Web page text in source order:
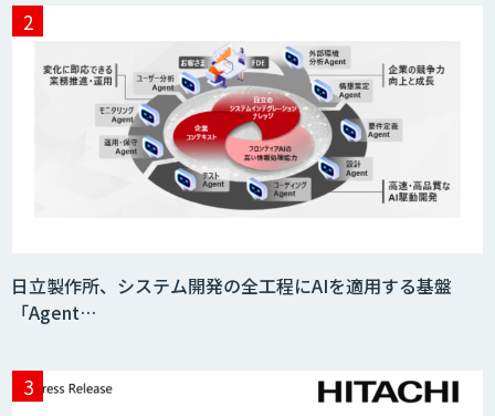
miibo
日立製作所、システム開発の全工程にAIを適用する基盤
「Agent…